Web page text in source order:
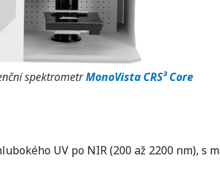
spektrometrMonoVista CRS³ Core
UV po NIR (200 až 2200 nm), s